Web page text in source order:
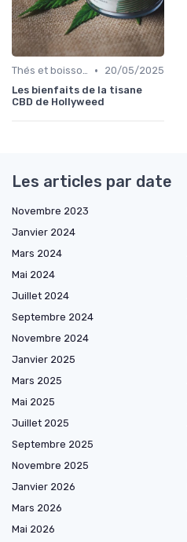
Thés et boissons infusés •
20/05/2025
Les bienfaits de la tisane
CBD de Hollyweed
Les articles par date
Novembre 2023
Janvier 2024
Mars 2024
Mai 2024
Juillet 2024
Septembre 2024
Novembre 2024
Janvier 2025
Mars 2025
Mai 2025
Juillet 2025
Septembre 2025
Novembre 2025
Janvier 2026
Mars 2026
Mai 2026